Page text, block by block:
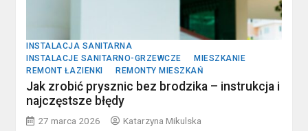
INSTALACJA SANITARNA
INSTALACJE SANITARNO-GRZEWCZE
MIESZKANIE
REMONT ŁAZIENKI
REMONTY MIESZKAŃ
Jak zrobić prysznic bez brodzika – instrukcja i
najczęstsze błędy
27 marca 2026 Katarzyna Mikulska